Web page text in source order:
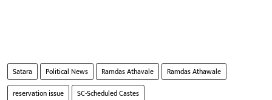
Satara Political News Ramdas Athavale
Ramdas Athawale
reservation issue
SC-Scheduled Castes